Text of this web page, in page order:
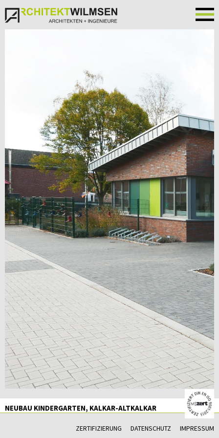
NEUBAU KINDERGARTEN, KALKAR-ALTKALKAR
ZERTIFIZIERUNG DATENSCHUTZ IMPRESSUM